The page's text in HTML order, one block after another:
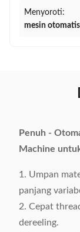
Menyoroti:
mesin
Penuh -
Machine
1. Umpan
panjang
2. Cepat
dereeling.